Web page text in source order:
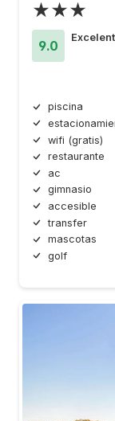
★★★
9.0
piscina
wifi (gratis)
restaurante
ac
gimnasio
accesible
transfer
mascotas
golf